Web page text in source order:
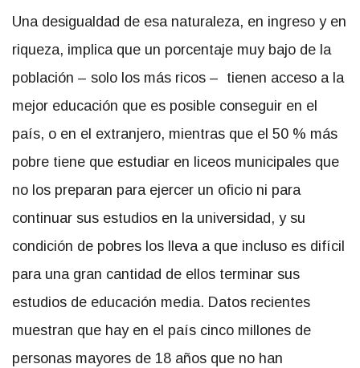
Una desigualdad de esa naturaleza, en ingreso y en
riqueza, implica que un porcentaje muy bajo de la
población – solo los más ricos – tienen acceso a la
mejor educación que es posible conseguir en el
país, o en el extranjero, mientras que el 50 % más
pobre tiene que estudiar en liceos municipales que
no los preparan para ejercer un oficio ni para
continuar sus estudios en la universidad, y su
condición de pobres los lleva a que incluso es difícil
para una gran cantidad de ellos terminar sus
estudios de educación media. Datos recientes
muestran que hay en el país cinco millones de
personas mayores de 18 años que no han